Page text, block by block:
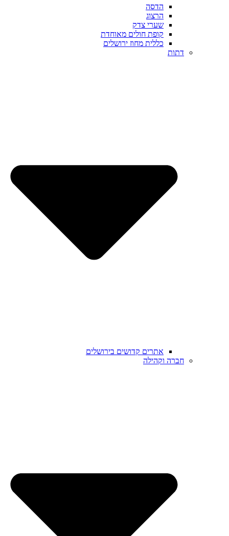
הדסה
הרצוג
שערי צדק
קופת חולים מאוחדת
כללית מחוז ירושלים
דתות
אתרים קדושים בירושלים
חברה וקהילה